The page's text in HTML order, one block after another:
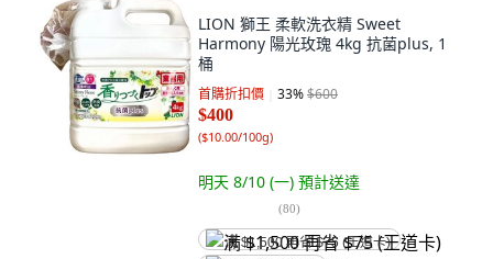
LION 獅王 柔軟洗衣精 Sweet
Harmony 陽光玫瑰 4kg 抗菌plus, 1
桶
首購折扣價 33%$600
$400
($10.00/100g)
明天 8/10 (一) 預計送達
(80)
满 $1,500 再省 $75 (王道卡)